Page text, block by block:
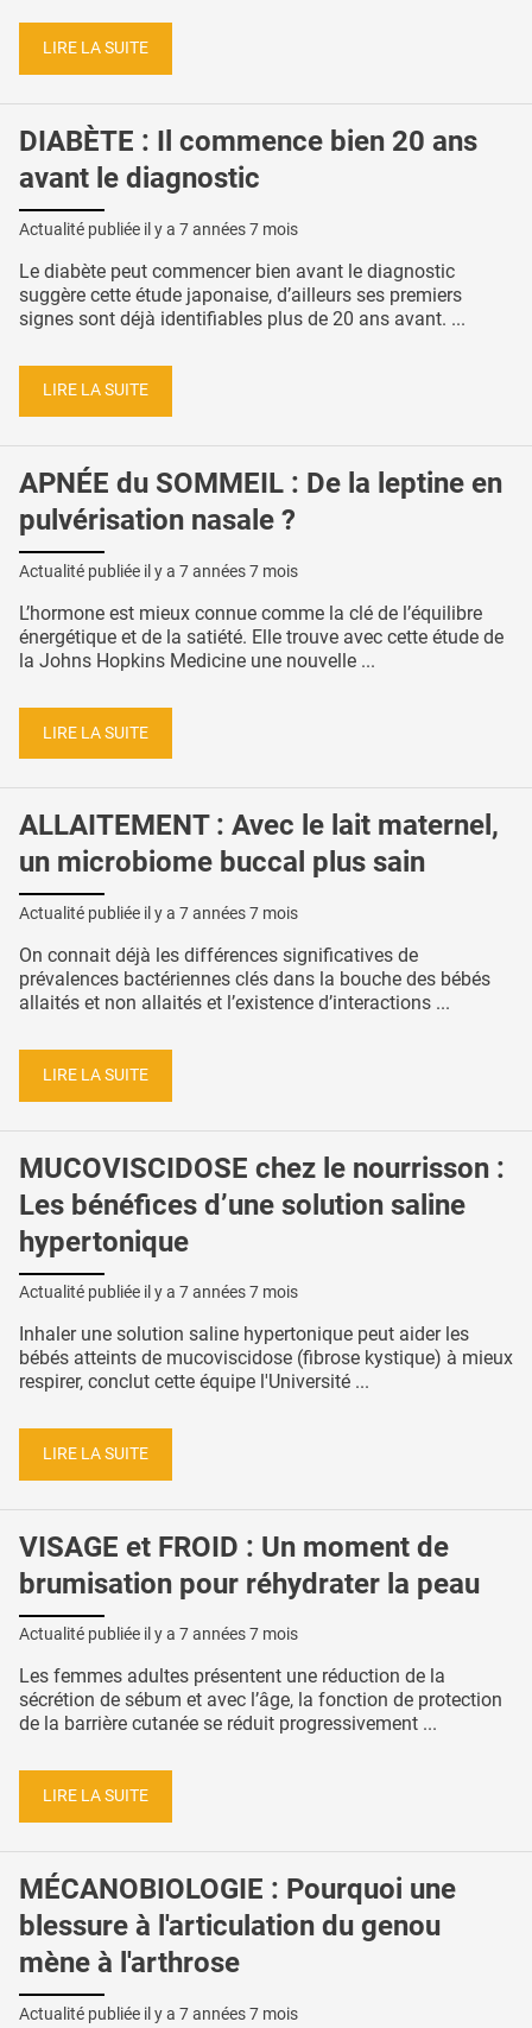
LIRE LA SUITE
DIABÈTE : Il commence bien 20 ans
avant le diagnostic
Actualité publiée il y a 7 années 7 mois
Le diabète peut commencer bien avant le diagnostic
suggère cette étude japonaise, d’ailleurs ses premiers
signes sont déjà identifiables plus de 20 ans avant. ...
LIRE LA SUITE
APNÉE du SOMMEIL : De la leptine en
pulvérisation nasale ?
Actualité publiée il y a 7 années 7 mois
L’hormone est mieux connue comme la clé de l’équilibre
énergétique et de la satiété. Elle trouve avec cette étude de
la Johns Hopkins Medicine une nouvelle ...
LIRE LA SUITE
ALLAITEMENT : Avec le lait maternel,
un microbiome buccal plus sain
Actualité publiée il y a 7 années 7 mois
On connait déjà les différences significatives de
prévalences bactériennes clés dans la bouche des bébés
allaités et non allaités et l’existence d’interactions ...
LIRE LA SUITE
MUCOVISCIDOSE chez le nourrisson :
Les bénéfices d’une solution saline
hypertonique
Actualité publiée il y a 7 années 7 mois
Inhaler une solution saline hypertonique peut aider les
bébés atteints de mucoviscidose (fibrose kystique) à mieux
respirer, conclut cette équipe l'Université ...
LIRE LA SUITE
VISAGE et FROID : Un moment de
brumisation pour réhydrater la peau
Actualité publiée il y a 7 années 7 mois
Les femmes adultes présentent une réduction de la
sécrétion de sébum et avec l’âge, la fonction de protection
de la barrière cutanée se réduit progressivement ...
LIRE LA SUITE
MÉCANOBIOLOGIE : Pourquoi une
blessure à l'articulation du genou
mène à l'arthrose
Actualité publiée il y a 7 années 7 mois